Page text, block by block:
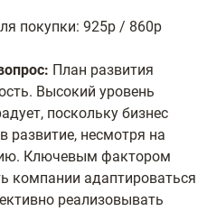
покупки: 925р / 860р
План развития
Высокий уровень
поскольку бизнес
развитие, несмотря на
Ключевым фактором
компании адаптироваться
реализовывать